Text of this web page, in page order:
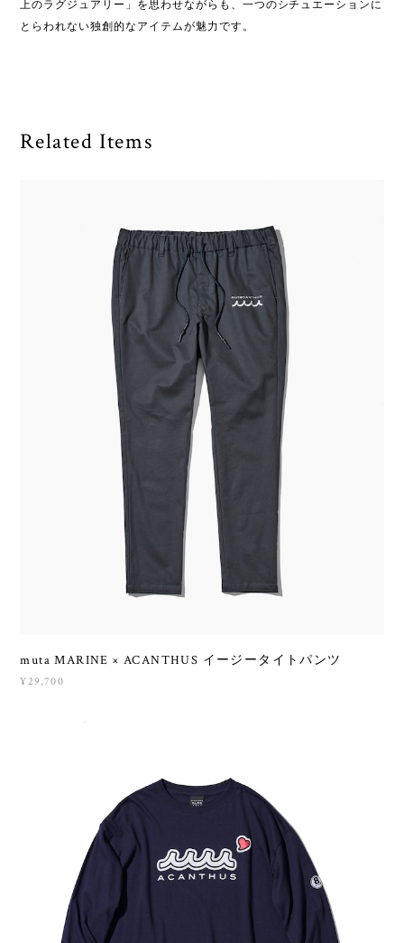
上のラグジュアリー」を思わせながらも、一つのシチュエーションに
とらわれない独創的なアイテムが魅力です。
Related Items
muta MARINE × ACANTHUS イージータイトパンツ
¥29,700